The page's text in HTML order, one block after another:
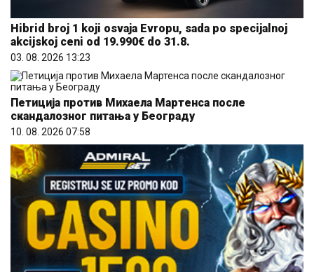
Hibrid broj 1 koji osvaja Evropu, sada po specijalnoj
akcijskoj ceni od 19.990€ do 31.8.
03. 08. 2026 13:23
Петиција против Михаела Мартенса после
скандалозног питања у Београду
10. 08. 2026 07:58